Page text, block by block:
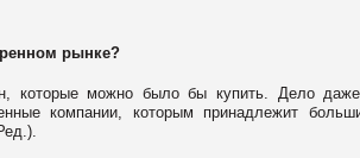
рынке?
которые можно было бы купить. Дело
компании, которым принадлежит